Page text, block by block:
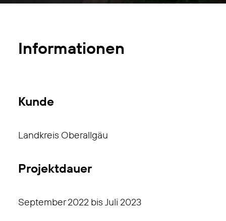
Informationen
Kunde
Landkreis Oberallgäu
Projektdauer
September 2022 bis Juli 2023